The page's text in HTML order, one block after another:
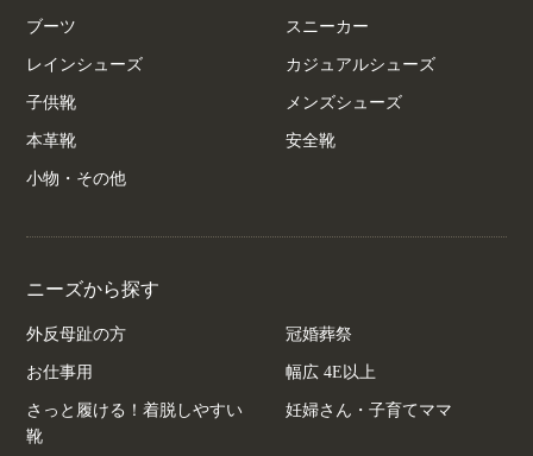
ブーツ スニーカー
レインシューズ カジュアルシューズ
子供靴 メンズシューズ
本革靴 安全靴
小物・その他
ニーズから探す
外反母趾の方 冠婚葬祭
お仕事用 幅広 4E以上
さっと履ける！着脱しやすい
靴
妊婦さん・子育てママ